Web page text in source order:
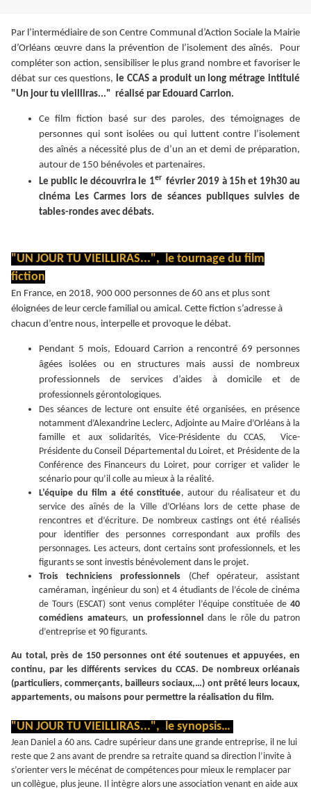
Par l’intermédiaire de son Centre Communal d’Action Sociale la Mairie
d’Orléans œuvre dans la prévention de l’isolement des aînés. Pour
compléter son action, sensibiliser le plus grand nombre et favoriser le
débat sur ces questions, le CCAS a produit un long métrage intitulé
"Un jour tu vieilliras..." réalisé par Edouard Carrion.
Ce film fiction basé sur des paroles, des témoignages de
personnes qui sont isolées ou qui luttent contre l’isolement
des aînés a nécessité plus de d’un an et demi de préparation,
autour de 150 bénévoles et partenaires.
Le public le découvrira le 1er février 2019 à 15h et 19h30 au
cinéma Les Carmes lors de séances publiques suivies de
tables-rondes avec débats.
"UN JOUR TU VIEILLIRAS...", le tournage du film
fiction
En France, en 2018, 900 000 personnes de 60 ans et plus sont
éloignées de leur cercle familial ou amical. Cette fiction s’adresse à
chacun d’entre nous, interpelle et provoque le débat.
Pendant 5 mois, Edouard Carrion a rencontré 69 personnes
âgées isolées ou en structures mais aussi de nombreux
professionnels de services d’aides à domicile et de
professionnels gérontologiques.
Des séances de lecture ont ensuite été organisées, en présence
notamment d’Alexandrine Leclerc, Adjointe au Maire d’Orléans à la
famille et aux solidarités, Vice-Présidente du CCAS, Vice-
Présidente du Conseil Départemental du Loiret, et Présidente de la
Conférence des Financeurs du Loiret, pour corriger et valider le
scénario pour qu’il colle au mieux à la réalité.
L’équipe du film a été constituée, autour du réalisateur et du
service des aînés de la Ville d’Orléans lors de cette phase de
rencontres et d’écriture. De nombreux castings ont été réalisés
pour identifier des personnes correspondant aux profils des
personnages. Les acteurs, dont certains sont professionnels, et les
figurants se sont investis bénévolement dans le projet.
Trois techniciens professionnels (Chef opérateur, assistant
caméraman, ingénieur du son) et 4 étudiants de l’école de cinéma
de Tours (ESCAT) sont venus compléter l’équipe constituée de 40
comédiens amateurs, un professionnel dans le rôle du patron
d’entreprise et 90 figurants.
Au total, près de 150 personnes ont été soutenues et appuyées, en
continu, par les différents services du CCAS. De nombreux orléanais
(particuliers, commerçants, bailleurs sociaux,…) ont prêté leurs locaux,
appartements, ou maisons pour permettre la réalisation du film.
"UN JOUR TU VIEILLIRAS...", le synopsis…
Jean Daniel a 60 ans. Cadre supérieur dans une grande entreprise, il ne lui
reste que 2 ans avant de prendre sa retraite quand sa direction l’invite à
s’orienter vers le mécénat de compétences pour mieux le remplacer par
un collègue, plus jeune. Il intègre alors une association venant en aide aux